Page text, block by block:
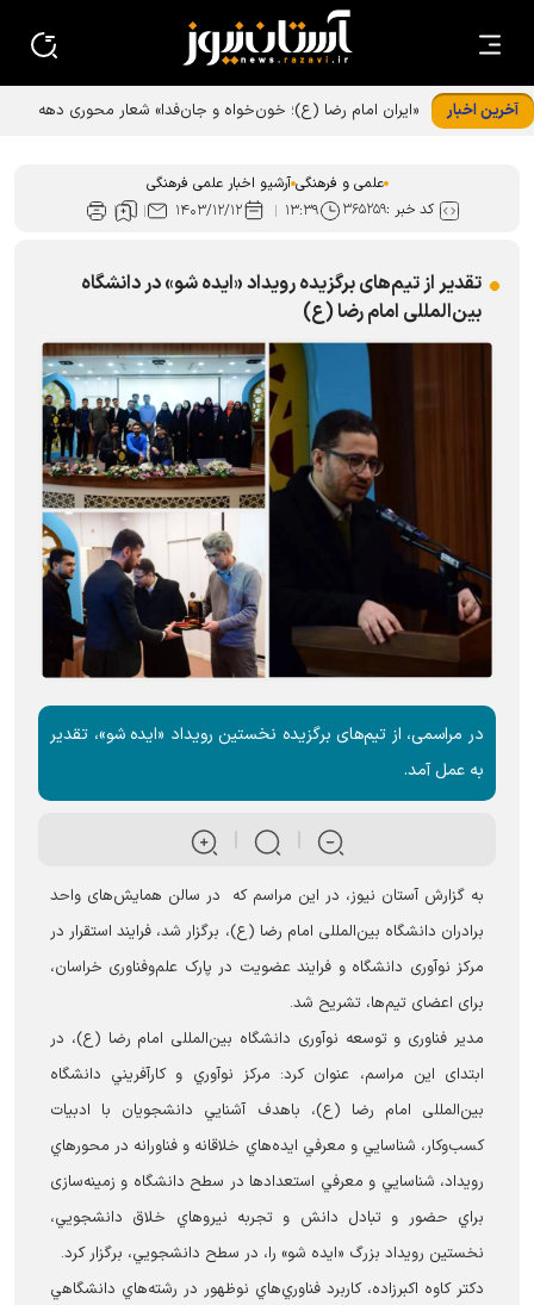
آخرین اخبار
«ایران امام رضا (ع)؛ خون‌خواه و جان‌فدا» شعار محوری دهه
علمی و فرهنگی آرشیو اخبار علمی فرهنگی
کد خبر :۳۶۵۲۵۹ ۱۳:۳۹ ۱۴۰۳/۱۲/۱۲
تقدیر از تیم‌های برگزیده رویداد «ایده شو» در دانشگاه
بین‌المللی امام رضا (ع)
در مراسمی، از تیم‌های برگزیده نخستین رویداد «ایده شو»، تقدیر
به عمل آمد.
به گزارش آستان نیوز، در این مراسم که در سالن همایش‌های واحد
برادران دانشگاه بین‌المللی امام رضا (ع)، برگزار شد، فرایند استقرار در
مرکز نوآوری دانشگاه و فرایند عضویت در پارک علم‌وفناوری خراسان،
برای اعضای تیم‌ها، تشریح شد.
مدیر فناوری و توسعه نوآوری دانشگاه بین‌المللی امام رضا (ع)، در
ابتدای این مراسم، عنوان کرد: مركز نوآوري و كارآفريني دانشگاه
بین‌المللی امام رضا (ع)، باهدف آشنايي دانشجويان با ادبيات
کسب‌وکار، شناسايي و معرفي ايده‌هاي خلاقانه و فناورانه در محورهاي
رويداد، شناسايي و معرفي استعدادها در سطح دانشگاه و زمینه‌سازی
براي حضور و تبادل دانش و تجربه نيروهاي خلاق دانشجويي،
نخستین رويداد بزرگ «ایده شو» را، در سطح دانشجويي، برگزار کرد.
دكتر كاوه اكبرزاده، كاربرد فناوري‌هاي نوظهور در رشته‌هاي دانشگاهي